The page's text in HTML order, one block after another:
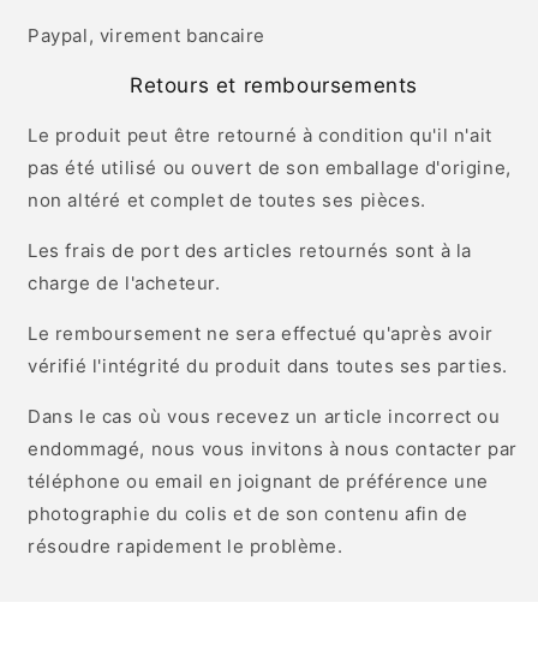
Paypal, virement bancaire
Retours et remboursements
Le produit peut être retourné à condition qu'il n'ait
pas été utilisé ou ouvert de son emballage d'origine,
non altéré et complet de toutes ses pièces.
Les frais de port des articles retournés sont à la
charge de l'acheteur.
Le remboursement ne sera effectué qu'après avoir
vérifié l'intégrité du produit dans toutes ses parties.
Dans le cas où vous recevez un article incorrect ou
endommagé, nous vous invitons à nous contacter par
téléphone ou email en joignant de préférence une
photographie du colis et de son contenu afin de
résoudre rapidement le problème.